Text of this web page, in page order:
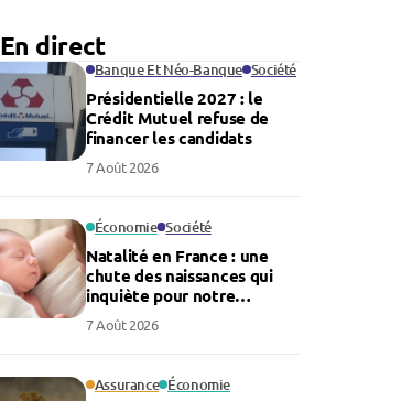
En direct
Banque Et Néo-Banque Société
Présidentielle 2027 : le
Crédit Mutuel refuse de
financer les candidats
7 Août 2026
Économie Société
Natalité en France : une
chute des naissances qui
inquiète pour notre
économie
7 Août 2026
Assurance Économie